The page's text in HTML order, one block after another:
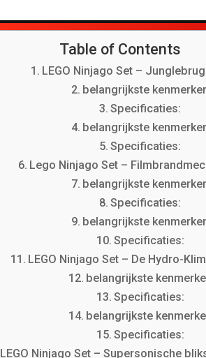
Table of Contents
LEGO Ninjago Set –
belangrijkste
Specificaties:
belangrijkste
Specificaties:
Lego Ninjago Set –
belangrijkste
Specificaties:
belangrijkste
Specificaties:
LEGO Ninjago Set – De Hydro-
belangrijkste
Specificaties:
belangrijkste
Specificaties:
LEGO Ninjago Set – Supersonische